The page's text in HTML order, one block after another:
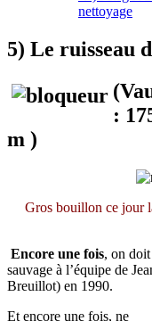
nettoyage
5) Le ruisseau
:
m )
Gros bouillon ce jour
Encore une fois, on
sauvage à l’équipe de
Breuillot) en 1990.
Et encore une fois, ne